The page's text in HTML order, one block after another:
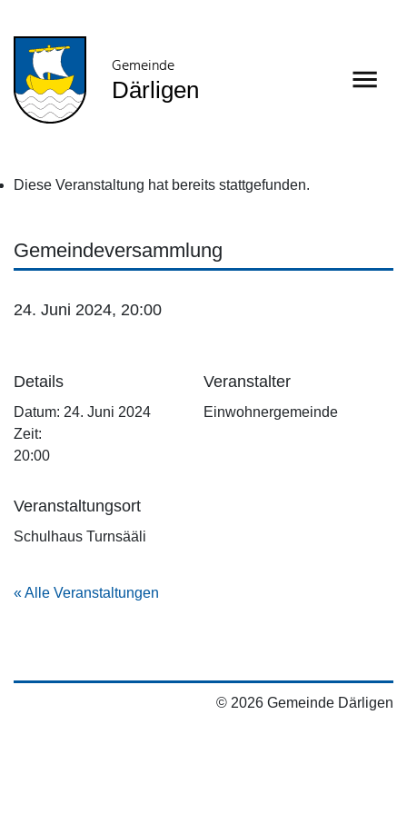
Gemeinde
Därligen
Diese Veranstaltung hat bereits stattgefunden.
Gemeindeversammlung
24. Juni 2024, 20:00
Details
Datum: 24. Juni 2024
Zeit:
20:00
Veranstaltungsort
Schulhaus Turnsääli
Veranstalter
Einwohnergemeinde
« Alle Veranstaltungen
© 2026 Gemeinde Därligen